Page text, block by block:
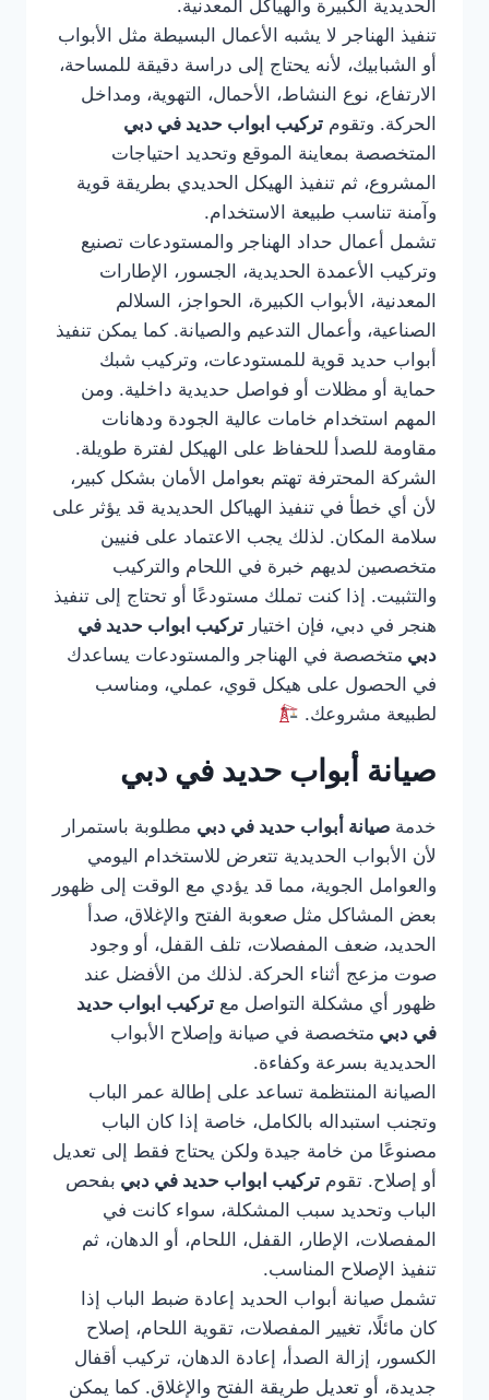
الحديدية الكبيرة والهياكل المعدنية.
تنفيذ الهناجر لا يشبه الأعمال البسيطة مثل الأبواب
أو الشبابيك، لأنه يحتاج إلى دراسة دقيقة للمساحة،
الارتفاع، نوع النشاط، الأحمال، التهوية، ومداخل
الحركة. وتقوم تركيب ابواب حديد في دبي
المتخصصة بمعاينة الموقع وتحديد احتياجات
المشروع، ثم تنفيذ الهيكل الحديدي بطريقة قوية
وآمنة تناسب طبيعة الاستخدام.
تشمل أعمال حداد الهناجر والمستودعات تصنيع
وتركيب الأعمدة الحديدية، الجسور، الإطارات
المعدنية، الأبواب الكبيرة، الحواجز، السلالم
الصناعية، وأعمال التدعيم والصيانة. كما يمكن تنفيذ
أبواب حديد قوية للمستودعات، وتركيب شبك
حماية أو مظلات أو فواصل حديدية داخلية. ومن
المهم استخدام خامات عالية الجودة ودهانات
مقاومة للصدأ للحفاظ على الهيكل لفترة طويلة.
الشركة المحترفة تهتم بعوامل الأمان بشكل كبير،
لأن أي خطأ في تنفيذ الهياكل الحديدية قد يؤثر على
سلامة المكان. لذلك يجب الاعتماد على فنيين
متخصصين لديهم خبرة في اللحام والتركيب
والتثبيت. إذا كنت تملك مستودعًا أو تحتاج إلى تنفيذ
هنجر في دبي، فإن اختيار تركيب ابواب حديد في
دبي متخصصة في الهناجر والمستودعات يساعدك
في الحصول على هيكل قوي، عملي، ومناسب
لطبيعة مشروعك.
صيانة أبواب حديد في دبي
خدمة صيانة أبواب حديد في دبي مطلوبة باستمرار
لأن الأبواب الحديدية تتعرض للاستخدام اليومي
والعوامل الجوية، مما قد يؤدي مع الوقت إلى ظهور
بعض المشاكل مثل صعوبة الفتح والإغلاق، صدأ
الحديد، ضعف المفصلات، تلف القفل، أو وجود
صوت مزعج أثناء الحركة. لذلك من الأفضل عند
ظهور أي مشكلة التواصل مع تركيب ابواب حديد
في دبي متخصصة في صيانة وإصلاح الأبواب
الحديدية بسرعة وكفاءة.
الصيانة المنتظمة تساعد على إطالة عمر الباب
وتجنب استبداله بالكامل، خاصة إذا كان الباب
مصنوعًا من خامة جيدة ولكن يحتاج فقط إلى تعديل
أو إصلاح. تقوم تركيب ابواب حديد في دبي بفحص
الباب وتحديد سبب المشكلة، سواء كانت في
المفصلات، الإطار، القفل، اللحام، أو الدهان، ثم
تنفيذ الإصلاح المناسب.
تشمل صيانة أبواب الحديد إعادة ضبط الباب إذا
كان مائلًا، تغيير المفصلات، تقوية اللحام، إصلاح
الكسور، إزالة الصدأ، إعادة الدهان، تركيب أقفال
جديدة، أو تعديل طريقة الفتح والإغلاق. كما يمكن